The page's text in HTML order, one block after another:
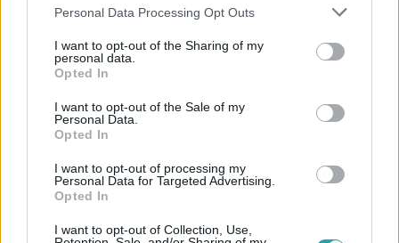
Please note that this website/app uses one or more Google
not limited to your visit or usage behaviour. You may click to
grant or deny consent to Google and its third-party tags to
use your data for below specified purposes in below Google
consent section.
Personal Data Processing Opt Outs
I want to opt-out of the Sharing of my
personal data.
Opted In
I want to opt-out of the Sale of my
Personal Data.
Opted In
I want to opt-out of processing my
Personal Data for Targeted Advertising.
Opted In
I want to opt-out of Collection, Use,
ADÁSRÉSZLETEK
# 11. ÉVAD #KIVÁLASZTÁS
SZAVAZAT